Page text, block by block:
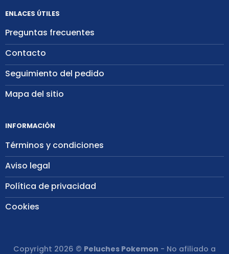
ENLACES ÚTILES
Preguntas frecuentes
Contacto
Seguimiento del pedido
Mapa del sitio
INFORMACIÓN
Términos y condiciones
Aviso legal
Política de privacidad
Cookies
Copyright 2026 © Peluches Pokemon - No afiliado a